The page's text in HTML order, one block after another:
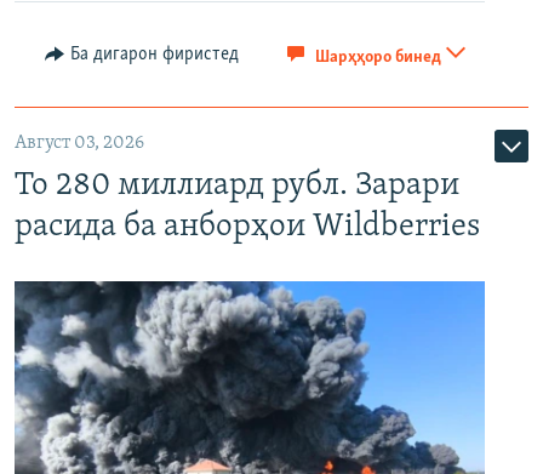
Ба дигарон фиристед Шарҳҳоро бинед
Август 03, 2026
То 280 миллиард рубл. Зарари
расида ба анборҳои Wildberries